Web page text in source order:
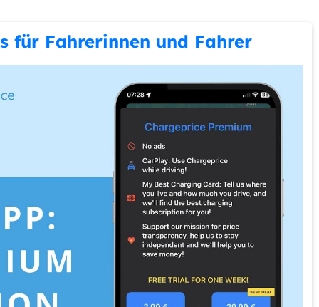
für Fahrerinnen und Fahrer